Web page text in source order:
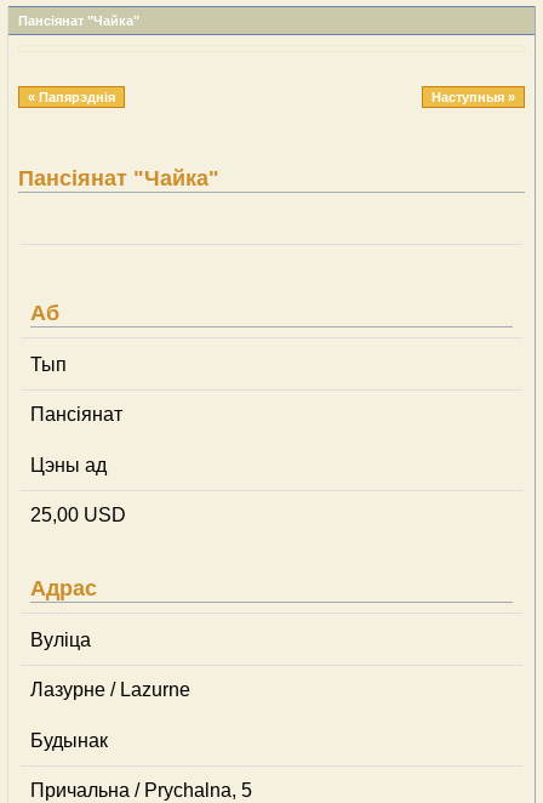
Пансіянат "Чайка"
« Папярэднія Наступныя »
Пансіянат "Чайка"
Аб
Тып
Пансіянат
Цэны ад
25,00 USD
Адрас
Вуліца
Лазурне / Lazurne
Будынак
Причальна / Prychalna, 5